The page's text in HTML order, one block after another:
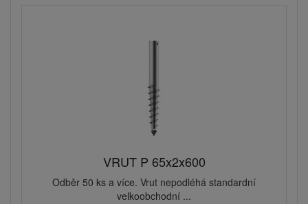
VRUT P 65x2x600
Odběr 50 ks a více. Vrut nepodléhá standardní
velkoobchodní ...